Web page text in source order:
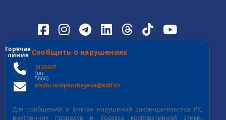
Горячая
линия Сообщить о нарушениях
3122447
(вн.
5866)
aisulu.nusipkozhayeva@kdif.kz
Для сообщений о фактах нарушений законодательства РК,
внутренних процедур и Кодекса корпоративной этики.